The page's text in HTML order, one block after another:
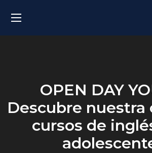
OPEN DAY
Descubre nuestra
cursos de